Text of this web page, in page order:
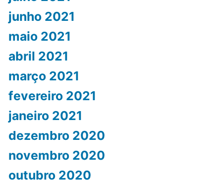
junho 2021
maio 2021
abril 2021
março 2021
fevereiro 2021
janeiro 2021
dezembro 2020
novembro 2020
outubro 2020